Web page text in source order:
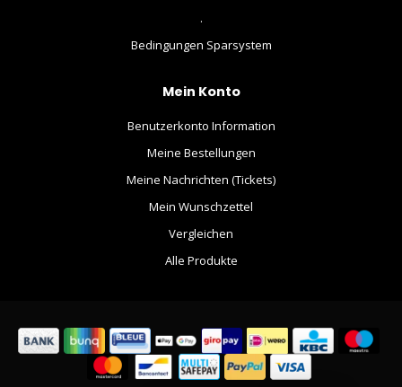
.
Bedingungen Sparsystem
Mein Konto
Benutzerkonto Information
Meine Bestellungen
Meine Nachrichten (Tickets)
Mein Wunschzettel
Vergleichen
Alle Produkte